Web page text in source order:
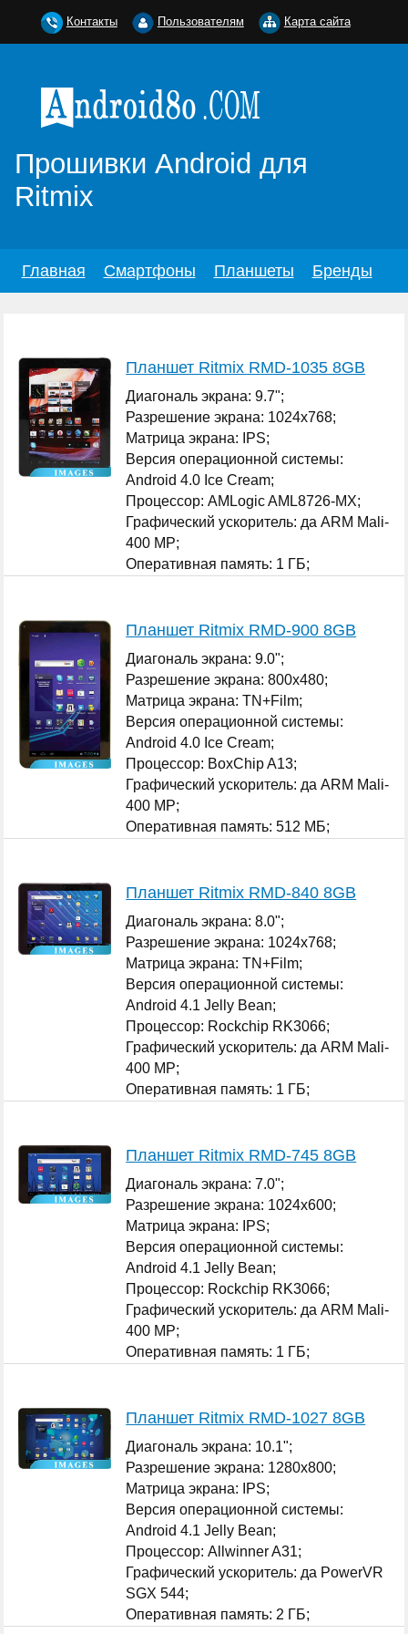
Прошивки Android для
Ritmix
Главная Смартфоны Планшеты Бренды
Планшет Ritmix RMD-1035 8GB
Диагональ экрана: 9.7";
Разрешение экрана: 1024x768;
Матрица экрана: IPS;
Версия операционной системы:
Android 4.0 Ice Cream;
Процессор: AMLogic AML8726-MX;
Графический ускоритель: да ARM Mali-
400 MP;
Оперативная память: 1 ГБ;
Планшет Ritmix RMD-900 8GB
Диагональ экрана: 9.0";
Разрешение экрана: 800x480;
Матрица экрана: TN+Film;
Версия операционной системы:
Android 4.0 Ice Cream;
Процессор: BoxChip A13;
Графический ускоритель: да ARM Mali-
400 MP;
Оперативная память: 512 МБ;
Планшет Ritmix RMD-840 8GB
Диагональ экрана: 8.0";
Разрешение экрана: 1024x768;
Матрица экрана: TN+Film;
Версия операционной системы:
Android 4.1 Jelly Bean;
Процессор: Rockchip RK3066;
Графический ускоритель: да ARM Mali-
400 MP;
Оперативная память: 1 ГБ;
Планшет Ritmix RMD-745 8GB
Диагональ экрана: 7.0";
Разрешение экрана: 1024x600;
Матрица экрана: IPS;
Версия операционной системы:
Android 4.1 Jelly Bean;
Процессор: Rockchip RK3066;
Графический ускоритель: да ARM Mali-
400 MP;
Оперативная память: 1 ГБ;
Планшет Ritmix RMD-1027 8GB
Диагональ экрана: 10.1";
Разрешение экрана: 1280x800;
Матрица экрана: IPS;
Версия операционной системы:
Android 4.1 Jelly Bean;
Процессор: Allwinner A31;
Графический ускоритель: да PowerVR
SGX 544;
Оперативная память: 2 ГБ;
Контакты Пользователям Карта сайта